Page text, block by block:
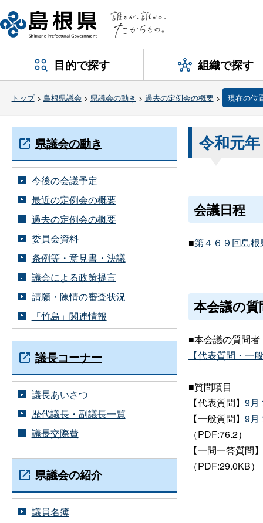
目的で探す 組織で探す
トップ> 島根県議会 > 県議会の動き > 過去の定例会の概要> 現在の位
令和元
会議日程
■第４６９回島
本会議の質
■本会議の質問者
【代表質問・一
■質問項目
【代表質問】 9月
【一般質問】 9月
（PDF:76.2）
【一問一答質問】
（PDF:29.0KB）
県議会の動き
今後の会議予定
最近の定例会の概要
過去の定例会の概要
委員会資料
条例等・意見書・決議
議会による政策提言
請願・陳情の審査状況
「竹島」関連情報
議長コーナー
議長あいさつ
歴代議長・副議長一覧
議長交際費
県議会の紹介
議員名簿